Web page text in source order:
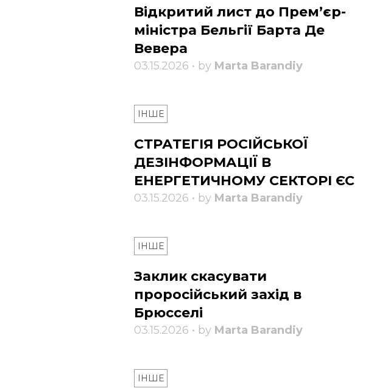
Відкритий лист до Прем’єр-
міністра Бельгії Барта Де
Вевера
03.15.2026 • by Marta Barandiy
ІНШЕ
СТРАТЕГІЯ РОСІЙСЬКОЇ
ДЕЗІНФОРМАЦІЇ В
ЕНЕРГЕТИЧНОМУ СЕКТОРІ ЄС
03.15.2026 • by Marta Barandiy
ІНШЕ
Заклик скасувати
проросійський захід в
Брюсселі
03.15.2026 • by Marta Barandiy
ІНШЕ